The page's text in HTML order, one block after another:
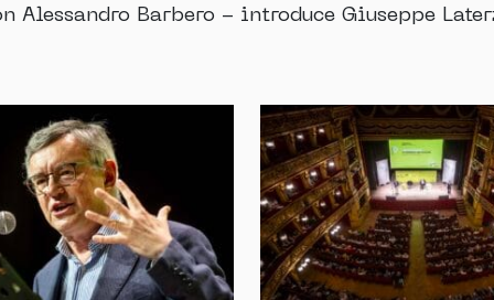
Alessandro Barbero - introduce Giuseppe